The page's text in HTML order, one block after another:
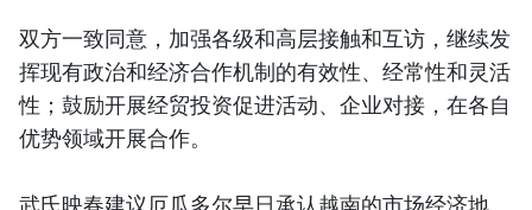
双方一致同意，加强各级和高层接触和互访，继续发
挥现有政治和经济合作机制的有效性、经常性和灵活
性；鼓励开展经贸投资促进活动、企业对接，在各自
优势领域开展合作。
武氏映春建议厄瓜多尔早日承认越南的市场经济地